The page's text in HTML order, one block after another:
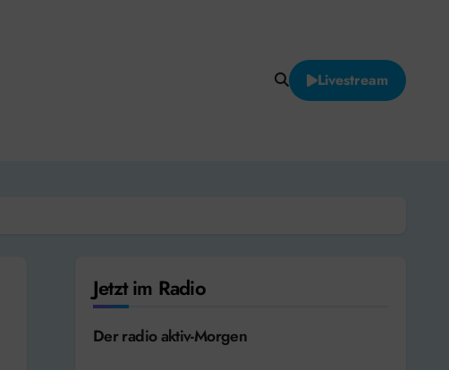
Livestream
Jetzt im Radio
Der radio aktiv-Morgen